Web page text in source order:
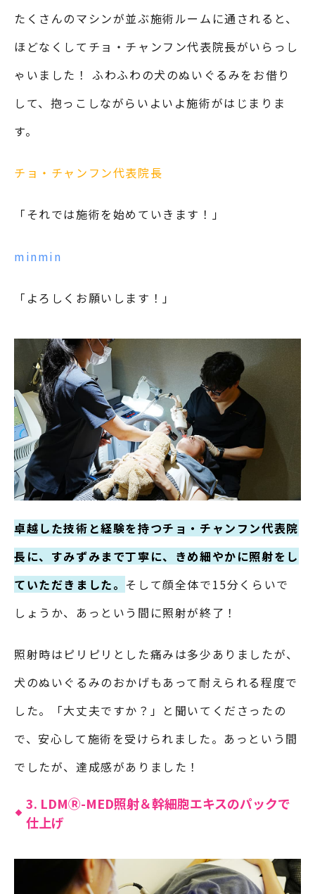
たくさんのマシンが並ぶ施術ルームに通されると、
ほどなくしてチョ・チャンフン代表院長がいらっし
ゃいました！ ふわふわの犬のぬいぐるみをお借り
して、抱っこしながらいよいよ施術がはじまりま
す。
チョ・チャンフン代表院長
「それでは施術を始めていきます！」
minmin
「よろしくお願いします！」
卓越した技術と経験を持つチョ・チャンフン代表院
長に、すみずみまで丁寧に、きめ細やかに照射をし
ていただきました。 そして顔全体で15分くらいで
しょうか、あっという間に照射が終了！
照射時はピリピリとした痛みは多少ありましたが、
犬のぬいぐるみのおかげもあって耐えられる程度で
した。「大丈夫ですか？」と聞いてくださったの
で、安心して施術を受けられました。あっという間
でしたが、達成感がありました！
3. LDMⓇ-MED照射＆幹細胞エキスのパックで
仕上げ